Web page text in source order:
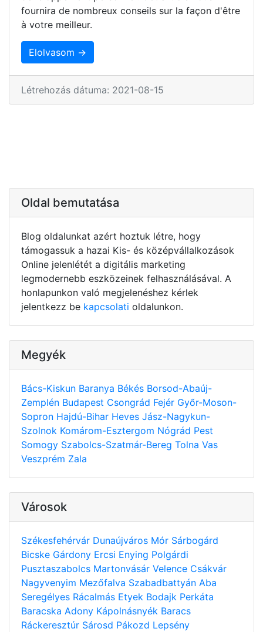
fournira de nombreux conseils sur la façon d'être
à votre meilleur.
Elolvasom →
Létrehozás dátuma: 2021-08-15
Oldal bemutatása
Blog oldalunkat azért hoztuk létre, hogy
támogassuk a hazai Kis- és középvállalkozások
Online jelenlétét a digitális marketing
legmodernebb eszközeinek felhasználásával. A
honlapunkon való megjelenéshez kérlek
jelentkezz be kapcsolati oldalunkon.
Megyék
Bács-Kiskun Baranya Békés Borsod-Abaúj-
Zemplén Budapest Csongrád Fejér Győr-Moson-
Sopron Hajdú-Bihar Heves Jász-Nagykun-
Szolnok Komárom-Esztergom Nógrád Pest
Somogy Szabolcs-Szatmár-Bereg Tolna Vas
Veszprém Zala
Városok
Székesfehérvár Dunaújváros Mór Sárbogárd
Bicske Gárdony Ercsi Enying Polgárdi
Pusztaszabolcs Martonvásár Velence Csákvár
Nagyvenyim Mezőfalva Szabadbattyán Aba
Seregélyes Rácalmás Etyek Bodajk Perkáta
Baracska Adony Kápolnásnyék Baracs
Ráckeresztúr Sárosd Pákozd Lepsény